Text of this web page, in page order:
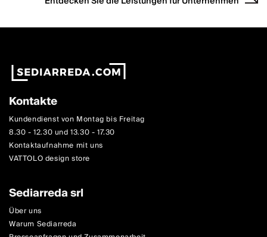
Kontakte
Kundendienst von Montag bis Freitag
8.30 - 12.30 und 13.30 - 17.30
Kontaktaufnahme mit uns
VATTOLO design store
Sediarreda srl
Über uns
Warum Sediarreda